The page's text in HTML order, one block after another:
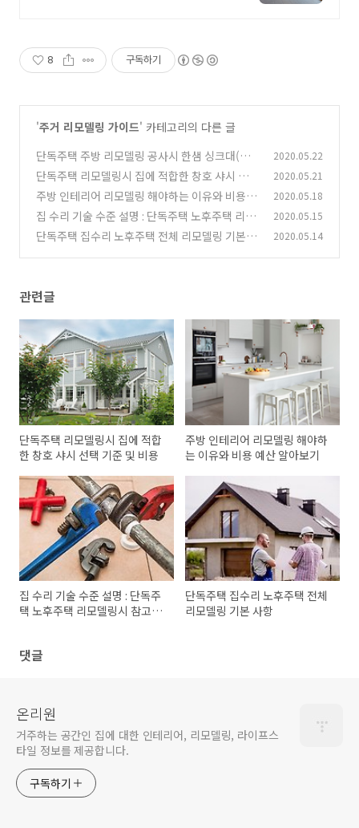
8 구독하기
'주거 리모델링 가이드' 카테고리의 다른 글
단독주택 주방 리모델링 공사시 한샘 싱크대(씽
크대) 가격 : 견적기준 24평
(0)
2020.05.22
단독주택 리모델링시 집에 적합한 창호 샤시 선택
기준 및 비용 (0)
2020.05.21
주방 인테리어 리모델링 해야하는 이유와 비용 예
산 알아보기
(0)
2020.05.18
집 수리 기술 수준 설명 : 단독주택 노후주택 리모
델링시 참고하자
(0)
2020.05.15
단독주택 집수리 노후주택 전체 리모델링 기본 사
2020.05.14
관련글
단독주택 리모델링시 집에 적합
한 창호 샤시 선택 기준 및 비용
주방 인테리어 리모델링 해야하
는 이유와 비용 예산 알아보기
집 수리 기술 수준 설명 : 단독주
택 노후주택 리모델링시 참고하
단독주택 집수리 노후주택 전체
리모델링 기본 사항
댓글
온리원
거주하는 공간인 집에 대한 인테리어, 리모델링, 라이프스
타일 정보를 제공합니다.
구독하기